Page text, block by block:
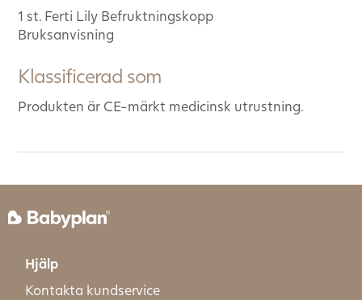
1 st. Ferti Lily Befruktningskopp
Bruksanvisning
Klassificerad som
Produkten är CE-märkt medicinsk utrustning.
Hjälp
Kontakta kundservice